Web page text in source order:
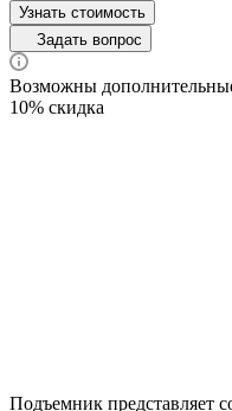
Узнать стоимость
Задать вопрос
Возможны
10% скидка
Подъемник представляет